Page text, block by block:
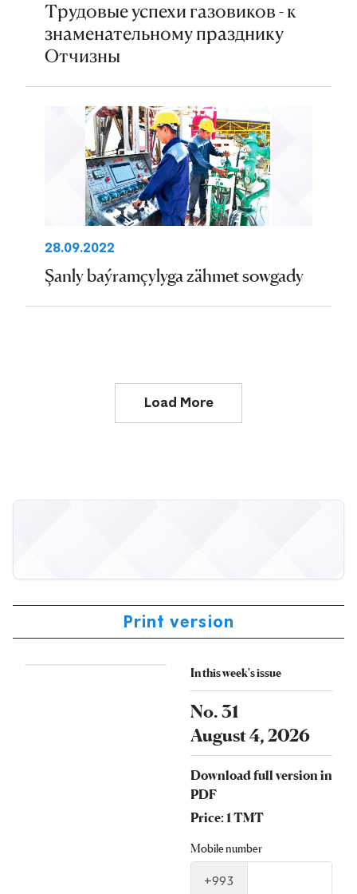
Трудовые успехи газовиков - к
знаменательному празднику
Отчизны
28.09.2022
Şanly baýramçylyga zähmet sowgady
Load More
Print version
In this week's issue
No. 31
August 4, 2026
Download full version in
PDF
Price: 1 TMT
Mobile number
+993